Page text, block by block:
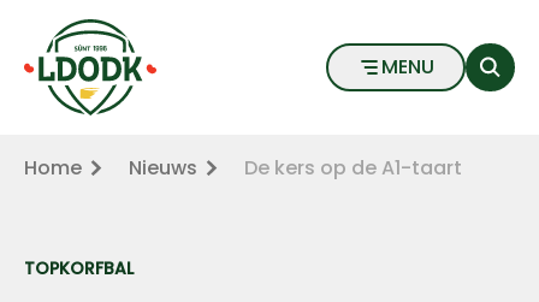
Naar hoofdinhoud
Naar voettekst
De kers op de A1-taart - LDODK
MENU
Home Nieuws De kers op de A1-taart
TOPKORFBAL